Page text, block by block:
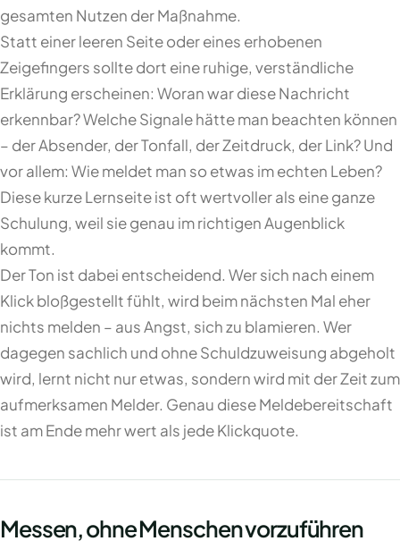
gesamten Nutzen der Maßnahme.
Statt einer leeren Seite oder eines erhobenen
Zeigefingers sollte dort eine ruhige, verständliche
Erklärung erscheinen: Woran war diese Nachricht
erkennbar? Welche Signale hätte man beachten können
– der Absender, der Tonfall, der Zeitdruck, der Link? Und
vor allem: Wie meldet man so etwas im echten Leben?
Diese kurze Lernseite ist oft wertvoller als eine ganze
Schulung, weil sie genau im richtigen Augenblick
kommt.
Der Ton ist dabei entscheidend. Wer sich nach einem
Klick bloßgestellt fühlt, wird beim nächsten Mal eher
nichts melden – aus Angst, sich zu blamieren. Wer
dagegen sachlich und ohne Schuldzuweisung abgeholt
wird, lernt nicht nur etwas, sondern wird mit der Zeit zum
aufmerksamen Melder. Genau diese Meldebereitschaft
ist am Ende mehr wert als jede Klickquote.
Messen, ohne Menschen vorzuführen